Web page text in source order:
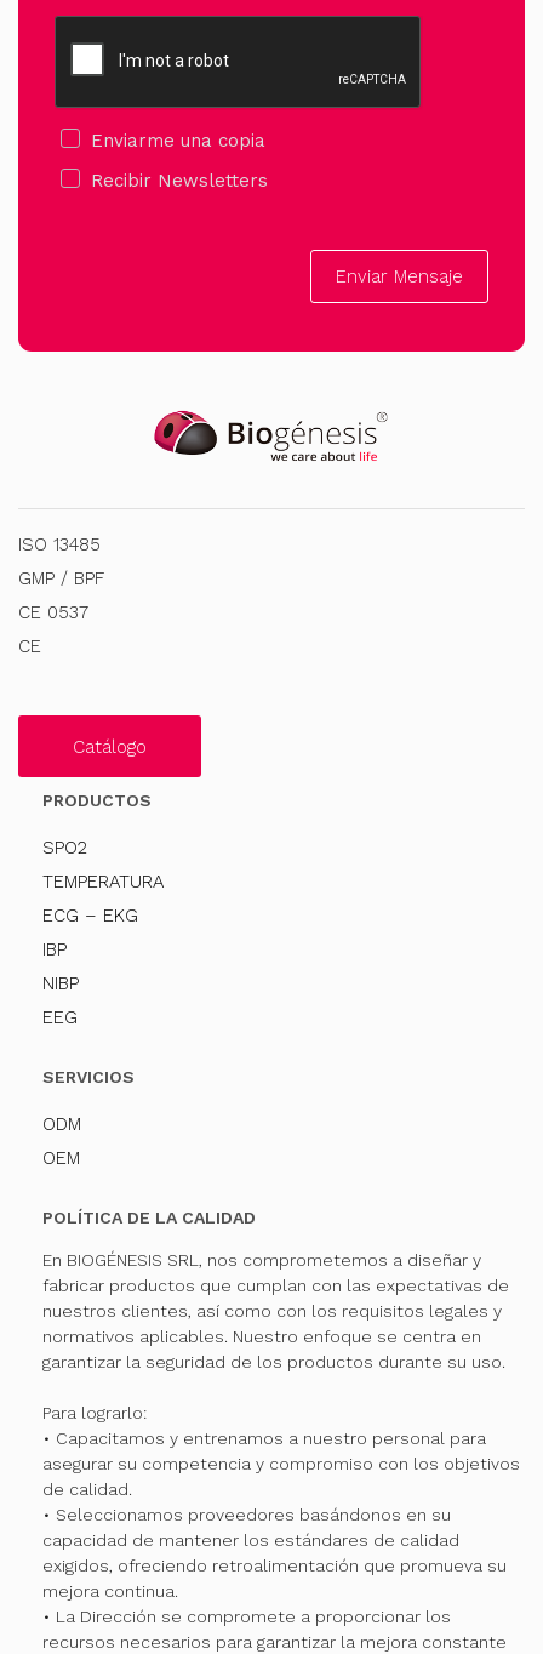
Enviarme una copia
Recibir Newsletters
Enviar Mensaje
ISO 13485
GMP / BPF
CE 0537
CE
Catálogo
PRODUCTOS
SPO2
TEMPERATURA
ECG – EKG
IBP
NIBP
EEG
SERVICIOS
ODM
OEM
POLÍTICA DE LA CALIDAD
En BIOGÉNESIS SRL, nos comprometemos a diseñar y
fabricar productos que cumplan con las expectativas de
nuestros clientes, así como con los requisitos legales y
normativos aplicables. Nuestro enfoque se centra en
garantizar la seguridad de los productos durante su uso.
Para lograrlo:
• Capacitamos y entrenamos a nuestro personal para
asegurar su competencia y compromiso con los objetivos
de calidad.
• Seleccionamos proveedores basándonos en su
capacidad de mantener los estándares de calidad
exigidos, ofreciendo retroalimentación que promueva su
mejora continua.
• La Dirección se compromete a proporcionar los
recursos necesarios para garantizar la mejora constante